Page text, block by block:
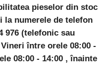
pieselor din stoc
la numerele de telefon
976 (telefonic sau
între orele 08:00 -
08:00 - 14:00 , înainte